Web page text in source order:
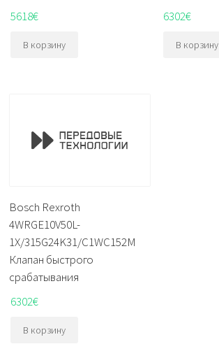
5618€
В корзину
6302€
В корзину
Bosch Rexroth
4WRGE10V50L-
1X/315G24K31/C1WC152M
Клапан быстрого
срабатывания
6302€
В корзину